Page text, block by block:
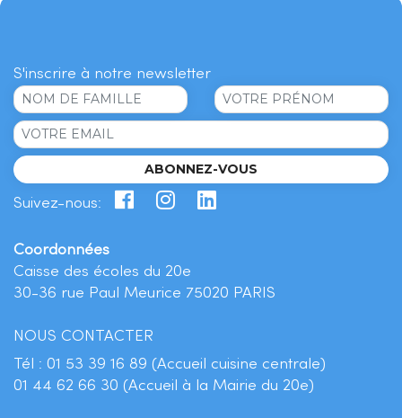
S'inscrire à notre newsletter
ABONNEZ-VOUS
Suivez-nous:
Coordonnées
Caisse des écoles du 20e
30-36 rue Paul Meurice 75020 PARIS
NOUS CONTACTER
Tél : 01 53 39 16 89 (Accueil cuisine centrale)
01 44 62 66 30 (Accueil à la Mairie du 20e)